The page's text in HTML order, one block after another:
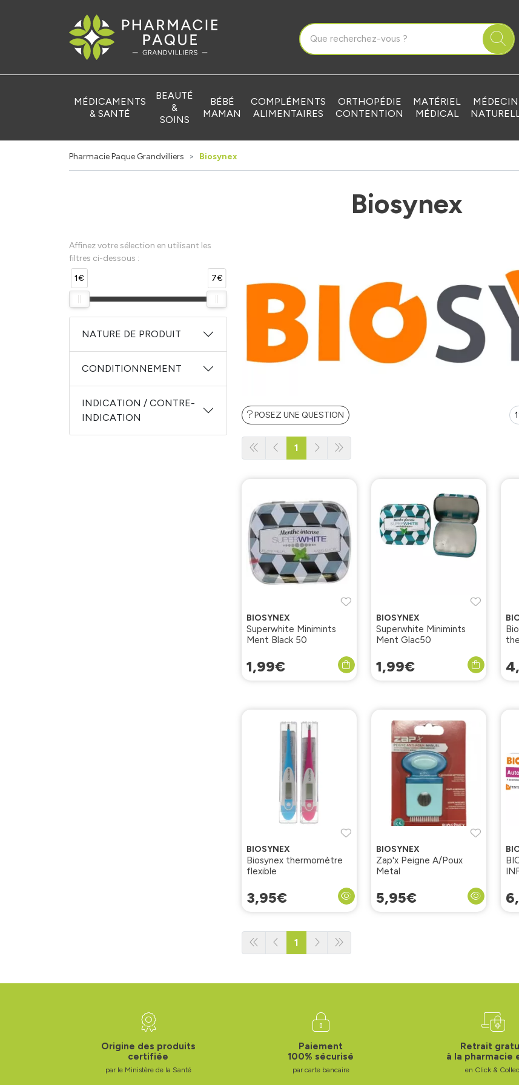
Pharmacie Paque Grandvilliers Votre pharmacie en ligne à votre service
MÉDICAMENTS
& SANTÉ
BEAUTÉ
&
SOINS
BÉBÉ
MAMAN
COMPLÉMENTS
ALIMENTAIRES
ORTHOPÉDIE
CONTENTION
MATÉRIEL
MÉDICAL
Pharmacie Paque Grandvilliers Biosynex
Biosynex
POSEZ UNE QUESTION
1
BIOSYNEX
Superwhite Minimints
Ment Black 50
1,99€
BIOSYNEX
Superwhite Minimints
Ment Glac50
1,99€ 4,
BIOSYNEX
Biosynex thermomètre
flexible
3,95€
BIOSYNEX
Zap'x Peigne A/Poux
Metal
5,95€ 6,
1
Affinez votre sélection en utilisant les
filtres ci-dessous :
1€
7€
NATURE DE PRODUIT
CONDITIONNEMENT
INDICATION / CONTRE-
INDICATION
Origine des produits
certifiée
par le Ministère de la Santé
Paiement
100% sécurisé
par carte bancaire
Retrait
à la pharmacie
en Click &